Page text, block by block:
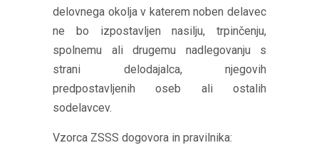
delovnega okolja v katerem noben delavec
ne bo izpostavljen nasilju, trpinčenju,
spolnemu ali drugemu nadlegovanju s
strani delodajalca, njegovih
predpostavljenih oseb ali ostalih
sodelavcev.
Vzorca ZSSS dogovora in pravilnika: